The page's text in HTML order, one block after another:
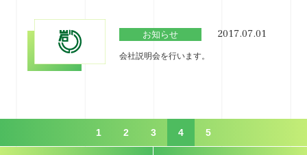
お知らせ 2017.07.01
会社説明会を行います。
1 2 3 4
5